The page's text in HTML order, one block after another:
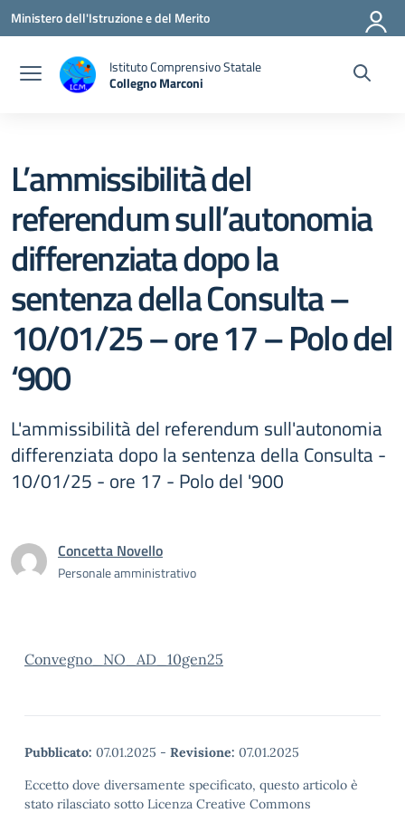
Vai ai contenuti
Vai al menu di navigazione
Vai al footer
Ministero dell'Istruzione e del Merito
Istituto Comprensivo Statale
Collegno Marconi
L’ammissibilità del
referendum sull’autonomia
differenziata dopo la
sentenza della Consulta –
10/01/25 – ore 17 – Polo del
‘900
L'ammissibilità del referendum sull'autonomia
differenziata dopo la sentenza della Consulta -
10/01/25 - ore 17 - Polo del '900
Concetta Novello
Personale amministrativo
Convegno_NO_AD_10gen25
Pubblicato: 07.01.2025 - Revisione: 07.01.2025
Eccetto dove diversamente specificato, questo articolo è
stato rilasciato sotto Licenza Creative Commons